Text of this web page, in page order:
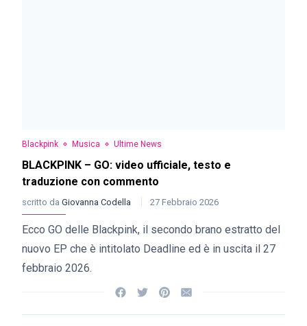
Blackpink Musica Ultime News
BLACKPINK – GO: video ufficiale, testo e
traduzione con commento
scritto da Giovanna Codella 27 Febbraio 2026
Ecco GO delle Blackpink, il secondo brano estratto del
nuovo EP che è intitolato Deadline ed è in uscita il 27
febbraio 2026.